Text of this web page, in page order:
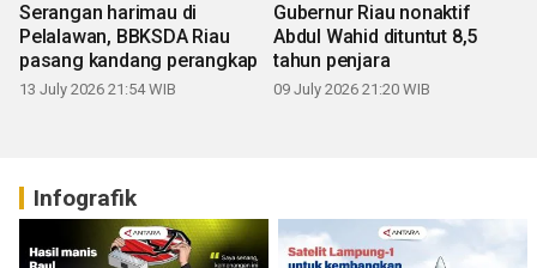
Serangan harimau di
Pelalawan, BBKSDA Riau
pasang kandang perangkap
13 July 2026 21:54 WIB
Gubernur Riau nonaktif
Abdul Wahid dituntut 8,5
tahun penjara
09 July 2026 21:20 WIB
Infografik